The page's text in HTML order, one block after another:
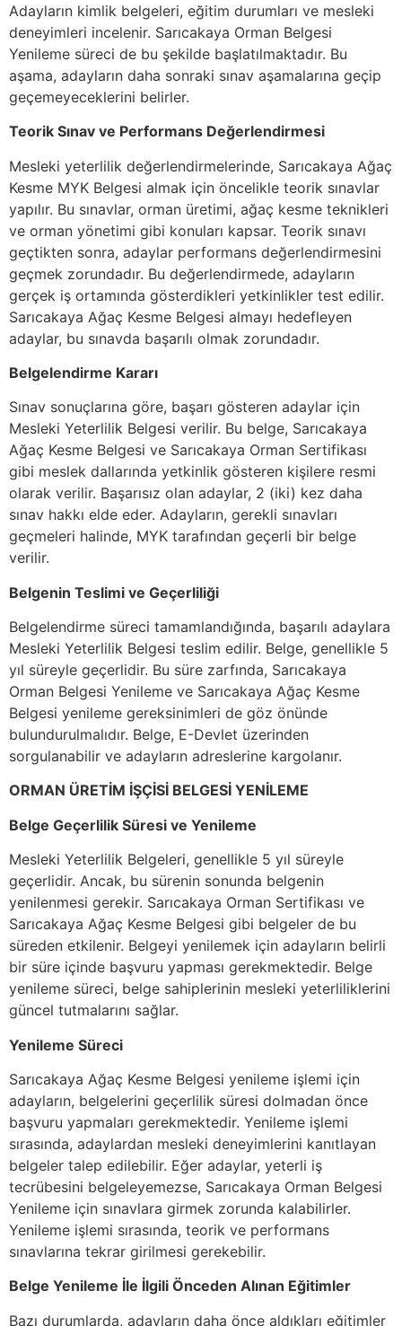
Adayların kimlik belgeleri, eğitim durumları ve mesleki
deneyimleri incelenir. Sarıcakaya Orman Belgesi
Yenileme süreci de bu şekilde başlatılmaktadır. Bu
aşama, adayların daha sonraki sınav aşamalarına geçip
geçemeyeceklerini belirler.
Teorik Sınav ve Performans Değerlendirmesi
Mesleki yeterlilik değerlendirmelerinde, Sarıcakaya Ağaç
Kesme MYK Belgesi almak için öncelikle teorik sınavlar
yapılır. Bu sınavlar, orman üretimi, ağaç kesme teknikleri
ve orman yönetimi gibi konuları kapsar. Teorik sınavı
geçtikten sonra, adaylar performans değerlendirmesini
geçmek zorundadır. Bu değerlendirmede, adayların
gerçek iş ortamında gösterdikleri yetkinlikler test edilir.
Sarıcakaya Ağaç Kesme Belgesi almayı hedefleyen
adaylar, bu sınavda başarılı olmak zorundadır.
Belgelendirme Kararı
Sınav sonuçlarına göre, başarı gösteren adaylar için
Mesleki Yeterlilik Belgesi verilir. Bu belge, Sarıcakaya
Ağaç Kesme Belgesi ve Sarıcakaya Orman Sertifikası
gibi meslek dallarında yetkinlik gösteren kişilere resmi
olarak verilir. Başarısız olan adaylar, 2 (iki) kez daha
sınav hakkı elde eder. Adayların, gerekli sınavları
geçmeleri halinde, MYK tarafından geçerli bir belge
verilir.
Belgenin Teslimi ve Geçerliliği
Belgelendirme süreci tamamlandığında, başarılı adaylara
Mesleki Yeterlilik Belgesi teslim edilir. Belge, genellikle 5
yıl süreyle geçerlidir. Bu süre zarfında, Sarıcakaya
Orman Belgesi Yenileme ve Sarıcakaya Ağaç Kesme
Belgesi yenileme gereksinimleri de göz önünde
bulundurulmalıdır. Belge, E-Devlet üzerinden
sorgulanabilir ve adayların adreslerine kargolanır.
ORMAN ÜRETİM İŞÇİSİ BELGESİ YENİLEME
Belge Geçerlilik Süresi ve Yenileme
Mesleki Yeterlilik Belgeleri, genellikle 5 yıl süreyle
geçerlidir. Ancak, bu sürenin sonunda belgenin
yenilenmesi gerekir. Sarıcakaya Orman Sertifikası ve
Sarıcakaya Ağaç Kesme Belgesi gibi belgeler de bu
süreden etkilenir. Belgeyi yenilemek için adayların belirli
bir süre içinde başvuru yapması gerekmektedir. Belge
yenileme süreci, belge sahiplerinin mesleki yeterliliklerini
güncel tutmalarını sağlar.
Yenileme Süreci
Sarıcakaya Ağaç Kesme Belgesi yenileme işlemi için
adayların, belgelerini geçerlilik süresi dolmadan önce
başvuru yapmaları gerekmektedir. Yenileme işlemi
sırasında, adaylardan mesleki deneyimlerini kanıtlayan
belgeler talep edilebilir. Eğer adaylar, yeterli iş
tecrübesini belgeleyemezse, Sarıcakaya Orman Belgesi
Yenileme için sınavlara girmek zorunda kalabilirler.
Yenileme işlemi sırasında, teorik ve performans
sınavlarına tekrar girilmesi gerekebilir.
Belge Yenileme İle İlgili Önceden Alınan Eğitimler
Bazı durumlarda, adayların daha önce aldıkları eğitimler